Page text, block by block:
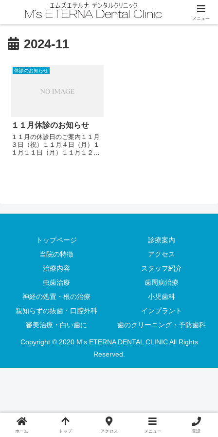
2024-11
休診のお知らせ
１１月休診のお知らせ
１１月の休診日のご案内１１月
３日（祝）１１月４日（月）１
１月１１日（月）１１月１２日
トップページ
診療案内
当院の特徴
アクセス
治療内容
スタッフ紹介
虫歯治療
歯周病治療
神経の処置・根の治療
小児歯科
親知らずの抜歯・口腔外科
インプラント
審美治療・白い歯に
歯のクリーニング・予防歯科
Copyright © 2020 M's ETERNA DENTAL CLINIC All Rights
Reserved.
メニュー
ホーム トップ アクセス メニュー 電話